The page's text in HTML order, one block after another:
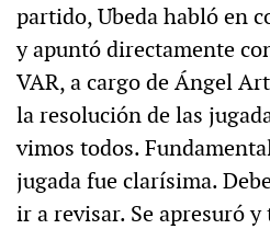
partido, Ubeda habló en
y apuntó directamente
VAR, a cargo de Ángel
la resolución de las
vimos todos.
jugada fue clarísima.
ir a revisar. Se apresuró